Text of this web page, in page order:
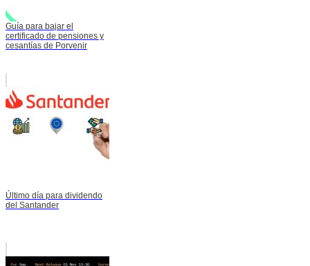
Guía para bajar el
certificado de pensiones y
cesantías de Porvenir
Último día para dividendo
del Santander